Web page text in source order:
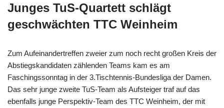
Junges TuS-Quartett schlägt
geschwächten TTC Weinheim
Zum Aufeinandertreffen zweier zum noch recht großen Kreis der
Abstiegskandidaten zählenden Teams kam es am
Faschingssonntag in der 3.Tischtennis-Bundesliga der Damen.
Das sehr junge zweite TuS-Team als Aufsteiger traf auf das
ebenfalls junge Perspektiv-Team des TTC Weinheim, der mit